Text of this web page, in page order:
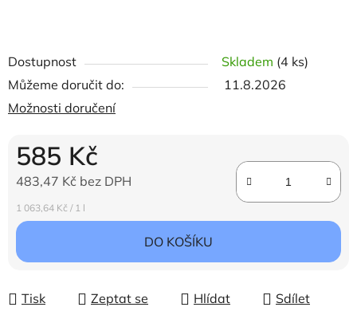
Dostupnost Skladem (4 ks)
Můžeme doručit do:
11.8.2026
Možnosti doručení
585 Kč
483,47 Kč bez DPH
Měrná cena:
1 063,64 Kč / 1 l
DO KOŠÍKU
Tisk Zeptat se Hlídat Sdílet